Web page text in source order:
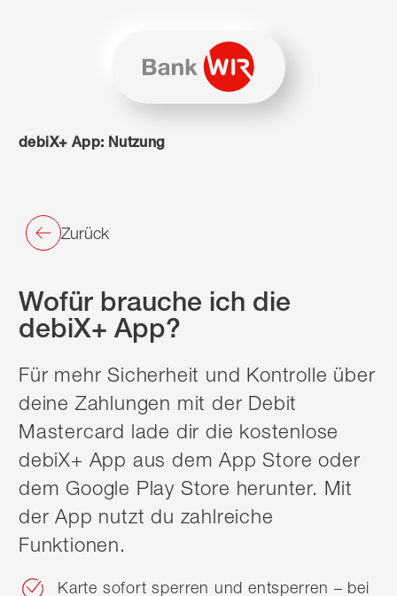
Zum Navigieren dieser Seite wird JavaScript benötigt.
debiX+ App: Nutzung
Zurück
Wofür brauche ich die
debiX+ App?
Für mehr Sicherheit und Kontrolle über
deine Zahlungen mit der Debit
Mastercard lade dir die kostenlose
debiX+ App aus dem App Store oder
dem Google Play Store herunter. Mit
der App nutzt du zahlreiche
Funktionen.
Karte sofort sperren und entsperren – bei